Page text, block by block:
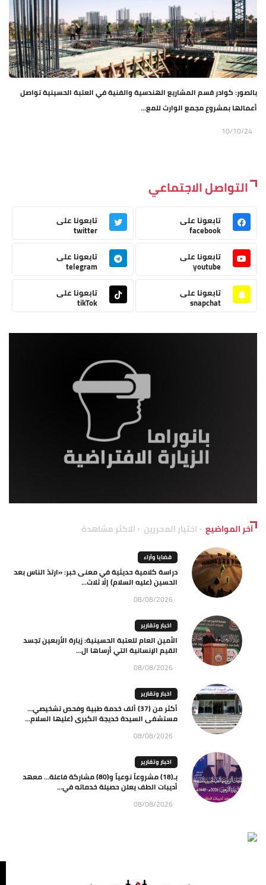
بالصور: كوادر قسم المشاريع الهندسية والفنية في العتبة الحسينية تواصل
أعمالها بمشروع مجمع الوارث للمع...
10/10/24
التواصل الاجتماعي
تابعونا على
facebook
تابعونا على
twitter
تابعونا على
youtube
تابعونا على
telegram
تابعونا على
snapchat
تابعونا على
tikTok
آخر المواضيع اختيار المحررين الاكثر مشاهدة
قضايا وآراء
دراسة كلامية حديثية في معنى خبر: «ارتدّ الناس بعد
الحسين (عليه السلام) إلّا ثلاث...
08/08/2026
اخبار وتقارير
الأمين العام للعتبة الحسينية: زيارة الأربعين تجسد
القيم الإنسانية التي أرساها ال...
08/08/2026
اخبار وتقارير
أكثر من (37) ألف خدمة طبية وفحص تشخيصي…
مستشفى السيدة خديجة الكبرى (عليها السلام...
08/08/2026
اخبار وتقارير
بـ(18) مشروعاً نوعياً و(80) مشاركة فاعلة… معهد
أديبات الطف يعلن حصيلة خدماته في...
08/08/2026